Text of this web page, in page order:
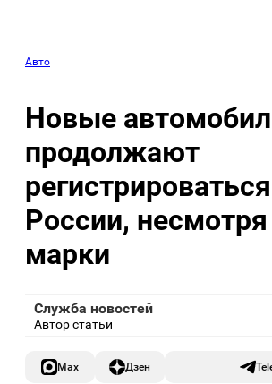
Авто
Новые
продолжают
России,
марки
Служба новостей
Автор статьи
Max Дзен